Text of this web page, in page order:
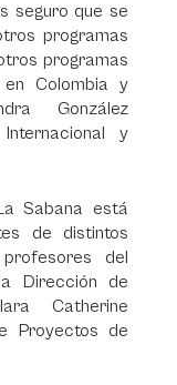
seguro que se
programas
programas
en Colombia y
González
y
Sabana está
de distintos
del
Dirección de
Catherine
Proyectos de